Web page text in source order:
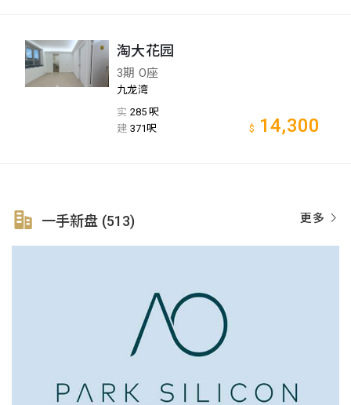
淘大花园
3期 O座
九龙湾
实 285 呎
建 371呎 $ 14,300
更多
一手新盘 (513)